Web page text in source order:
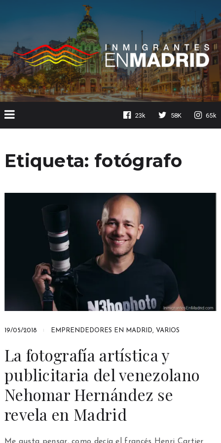
23k 58K 65k
Etiqueta: fotógrafo
19/05/2018 EMPRENDEDORES EN MADRID, VARIOS
La fotografía artística y
publicitaria del venezolano
Nehomar Hernández se
revela en Madrid